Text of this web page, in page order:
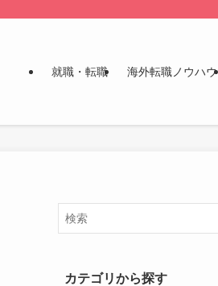
就職・転職 海外転職ノウハウ
カテゴリから探す